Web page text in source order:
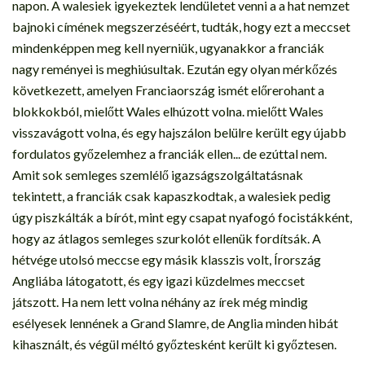
napon. A walesiek igyekeztek lendületet venni a a hat nemzet
bajnoki címének megszerzéséért, tudták, hogy ezt a meccset
mindenképpen meg kell nyerniük, ugyanakkor a franciák
nagy reményei is meghiúsultak. Ezután egy olyan mérkőzés
következett, amelyen Franciaország ismét előrerohant a
blokkokból, mielőtt Wales elhúzott volna. mielőtt Wales
visszavágott volna, és egy hajszálon belülre került egy újabb
fordulatos győzelemhez a franciák ellen... de ezúttal nem.
Amit sok semleges szemlélő igazságszolgáltatásnak
tekintett, a franciák csak kapaszkodtak, a walesiek pedig
úgy piszkálták a bírót, mint egy csapat nyafogó focistákként,
hogy az átlagos semleges szurkolót ellenük fordítsák. A
hétvége utolsó meccse egy másik klasszis volt, Írország
Angliába látogatott, és egy igazi küzdelmes meccset
játszott. Ha nem lett volna néhány az írek még mindig
esélyesek lennének a Grand Slamre, de Anglia minden hibát
kihasznált, és végül méltó győztesként került ki győztesen.